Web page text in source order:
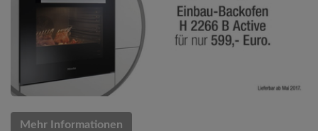
Mehr Informationen